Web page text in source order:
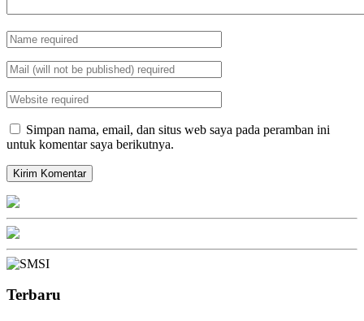
Simpan nama, email, dan situs web saya pada peramban ini
untuk komentar saya berikutnya.
Terbaru